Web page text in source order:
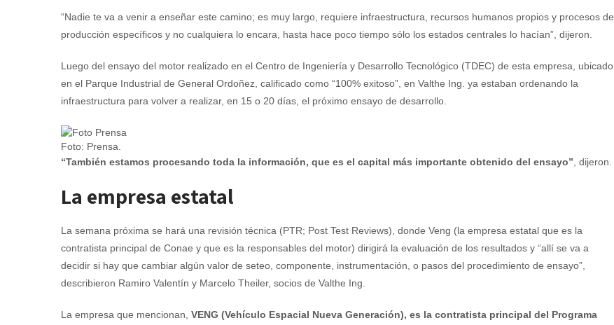
“Nadie te va a venir a enseñar este camino; es muy largo, requiere infraestructura, recursos humanos propios y procesos de
producción específicos y no cualquiera lo encara, hasta hace poco tiempo sólo los estados centrales lo hacían”, dijeron.
Luego del ensayo del motor realizado en el Centro de Ingeniería y Desarrollo Tecnológico (TDEC) de esta empresa, ubicado
en el Parque Industrial de General Ordoñez, calificado como “100% exitoso”, en Valthe Ing. ya estaban ordenando la
infraestructura para volver a realizar, en 15 o 20 días, el próximo ensayo de desarrollo.
Foto: Prensa.
“También estamos procesando toda la información, que es el capital más importante obtenido del ensayo” , dijeron.
La empresa estatal
La semana próxima se hará una revisión técnica (PTR; Post Test Reviews), donde Veng (la empresa estatal que es la
contratista principal de Conae y que es la responsables del motor) dirigirá la evaluación de los resultados y “allí se va a
decidir si hay que cambiar algún valor de seteo, componente, instrumentación, o pasos del procedimiento de ensayo”,
describieron Ramiro Valentín y Marcelo Theiler, socios de Valthe Ing.
La empresa que mencionan, VENG (Vehículo Espacial Nueva Generación), es la contratista principal del Programa